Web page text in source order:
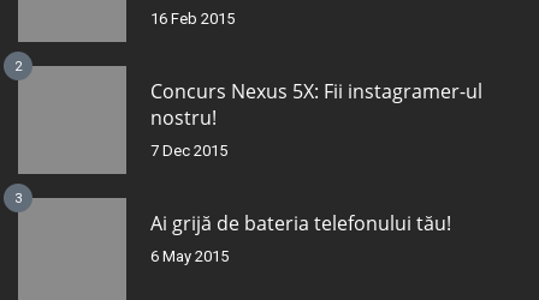
16 Feb 2015
2
Concurs Nexus 5X: Fii instagramer-ul
nostru!
7 Dec 2015
3
Ai grijă de bateria telefonului tău!
6 May 2015